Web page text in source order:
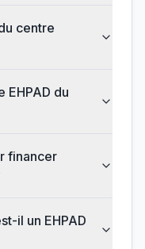
centre
du
financer
il un EHPAD